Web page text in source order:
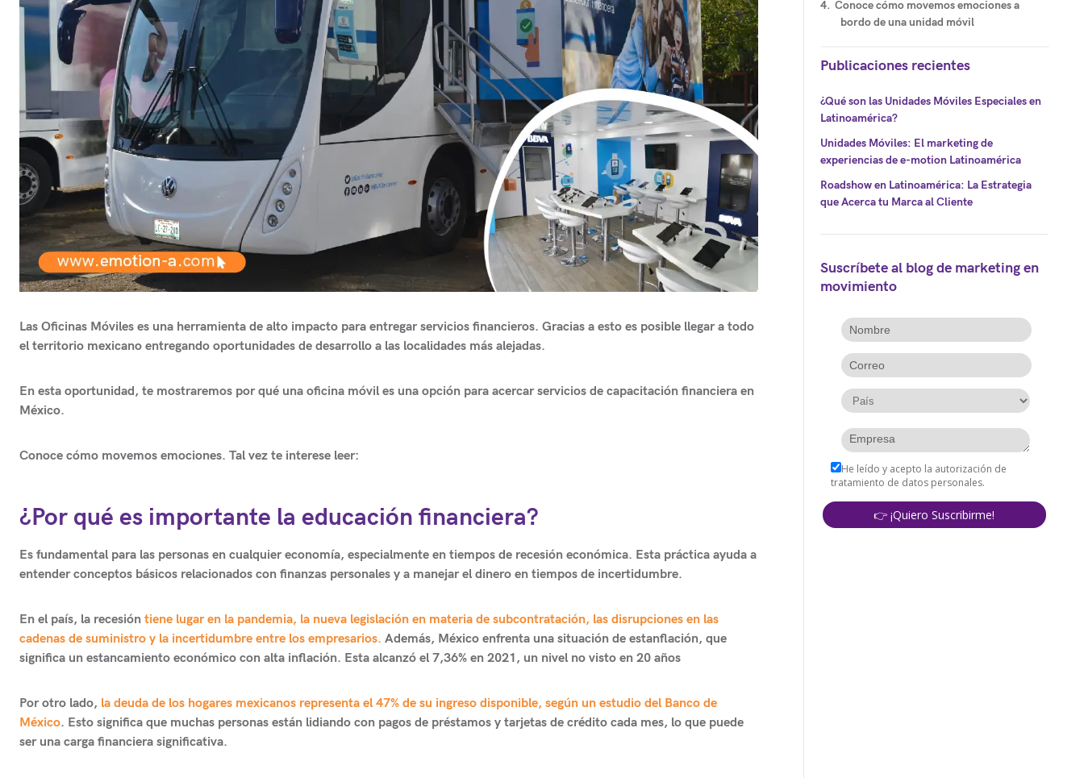
Las Oficinas Móviles es una herramienta de alto impacto para entregar servicios financieros. Gracias a esto es posible llegar a todo
el territorio mexicano entregando oportunidades de desarrollo a las localidades más alejadas.
En esta oportunidad, te mostraremos por qué una oficina móvil es una opción para acercar servicios de capacitación financiera en
México.
Conoce cómo movemos emociones. Tal vez te interese leer:
¿Por qué es importante la educación financiera?
Es fundamental para las personas en cualquier economía, especialmente en tiempos de recesión económica. Esta práctica ayuda a
entender conceptos básicos relacionados con finanzas personales y a manejar el dinero en tiempos de incertidumbre.
En el país, la recesión tiene lugar en la pandemia, la nueva legislación en materia de subcontratación, las disrupciones en las
cadenas de suministro y la incertidumbre entre los empresarios. Además, México enfrenta una situación de estanflación, que
significa un estancamiento económico con alta inflación. Esta alcanzó el 7,36% en 2021, un nivel no visto en 20 años
Por otro lado, la deuda de los hogares mexicanos representa el 47% de su ingreso disponible, según un estudio del Banco de
México. Esto significa que muchas personas están lidiando con pagos de préstamos y tarjetas de crédito cada mes, lo que puede
ser una carga financiera significativa.
Conoce cómo movemos emociones a
bordo de una unidad móvil
Publicaciones recientes
¿Qué son las Unidades Móviles Especiales en
Latinoamérica?
Unidades Móviles: El marketing de
experiencias de e-motion Latinoamérica
Roadshow en Latinoamérica: La Estrategia
que Acerca tu Marca al Cliente
Suscríbete al blog de marketing en
movimiento